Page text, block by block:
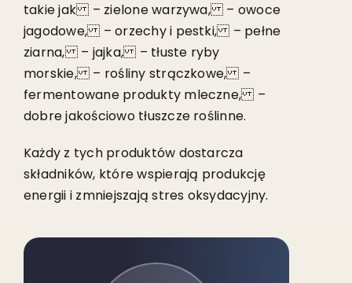
takie jak – zielone warzywa, – owoce
jagodowe, – orzechy i pestki, – pełne
ziarna, – jajka, – tłuste ryby
morskie, – rośliny strączkowe, –
fermentowane produkty mleczne, –
dobre jakościowo tłuszcze roślinne.
Każdy z tych produktów dostarcza
składników, które wspierają produkcję
energii i zmniejszają stres oksydacyjny.